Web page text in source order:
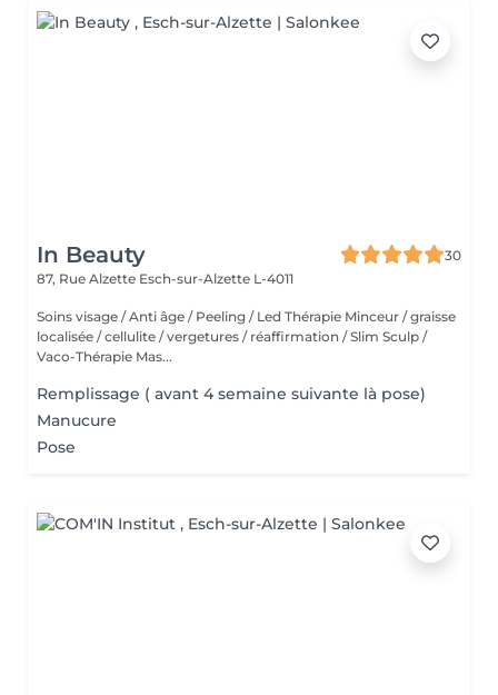
In Beauty
30
87, Rue Alzette Esch-sur-Alzette L-4011
Soins visage / Anti âge / Peeling / Led Thérapie Minceur / graisse
localisée / cellulite / vergetures / réaffirmation / Slim Sculp /
Vaco-Thérapie Mas...
Remplissage ( avant 4 semaine suivante là pose)
Manucure
Pose